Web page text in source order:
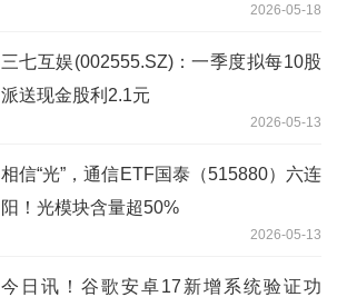
2026-05-18
三七互娱(002555.SZ)：一季度拟每10股
派送现金股利2.1元
2026-05-13
相信“光”，通信ETF国泰（515880）六连
阳！光模块含量超50%
2026-05-13
今日讯！谷歌安卓17新增系统验证功